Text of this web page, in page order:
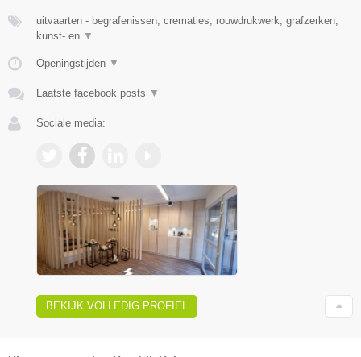
uitvaarten - begrafenissen, crematies, rouwdrukwerk, grafzerken,
kunst- en ▼
Openingstijden ▼
Laatste facebook posts ▼
Sociale media:
BEKIJK VOLLEDIG PROFIEL